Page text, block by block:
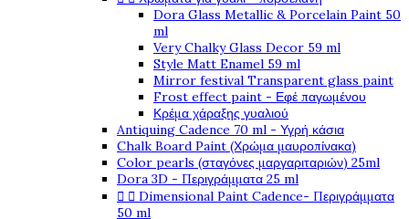
Dora Glass Metallic & Porcelain Paint 50
ml
Very Chalky Glass Decor 59 ml
Style Matt Enamel 59 ml
Mirror festival Transparent glass paint
Frost effect paint - Εφέ παγωμένου
Κρέμα χάραξης γυαλιού
Antiquing Cadence 70 ml - Υγρή κάσια
Chalk Board Paint (Χρώμα μαυροπίνακα)
Color pearls (σταγόνες μαργαριταριών) 25ml
Dora 3D - Περιγράμματα 25 ml
  Dimensional Paint Cadence- Περιγράμματα
50 ml